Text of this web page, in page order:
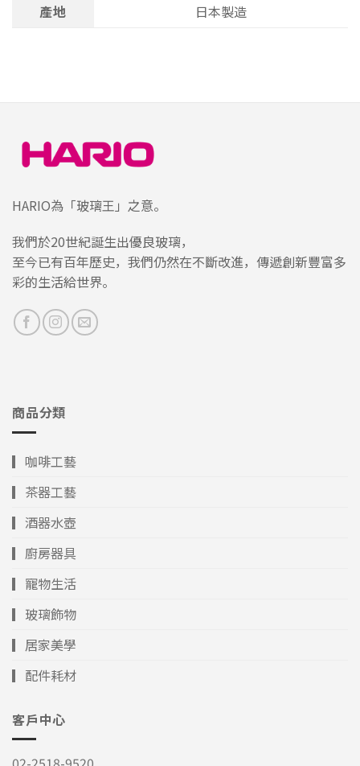
產地
日本製造
HARIO為「玻璃王」之意。
我們於20世紀誕生出優良玻璃，
至今已有百年歷史，我們仍然在不斷改進，傳遞創新豐富多
彩的生活給世界。
商品分類
▎咖啡工藝
▎茶器工藝
▎酒器水壺
▎廚房器具
▎寵物生活
▎玻璃飾物
▎居家美學
▎配件耗材
客戶中心